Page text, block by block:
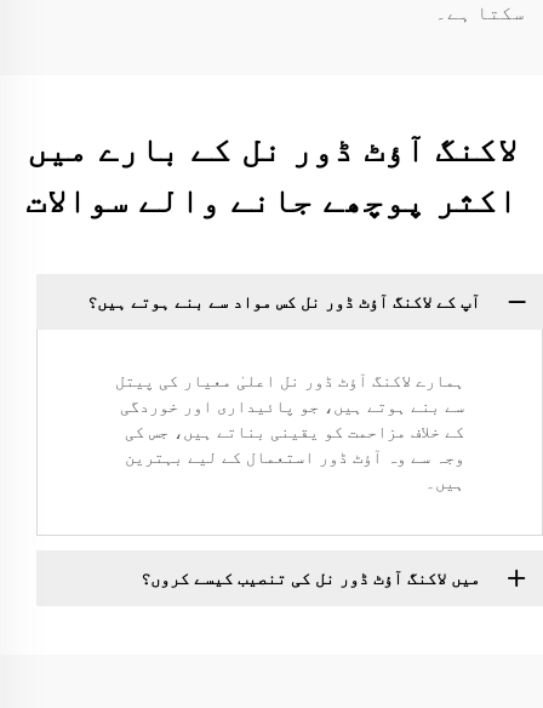
سکتا ہے۔
لاکنگ آؤٹ ڈور نل کے بارے میں
اکثر پوچھے جانے والے سوالات
آپ کے لاکنگ آؤٹ ڈور نل کس مواد سے بنے ہوتے ہیں؟
ہمارے لاکنگ آؤٹ ڈور نل اعلیٰ معیار کی پیتل
سے بنے ہوتے ہیں، جو پائیداری اور خوردگی
کے خلاف مزاحمت کو یقینی بناتے ہیں، جس کی
وجہ سے وہ آؤٹ ڈور استعمال کے لیے بہترین
ہیں۔
میں لاکنگ آؤٹ ڈور نل کی تنصیب کیسے کروں؟